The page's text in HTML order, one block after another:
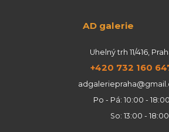
AD galerie
Uhelný trh 11/416,
+420 732 160
Po - Pá: 10:00 - 18:00
So: 13:00 - 18:00